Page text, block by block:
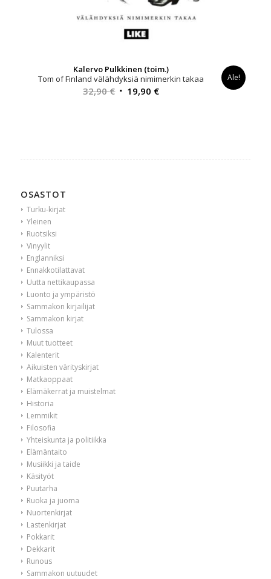
Kalervo Pulkkinen (toim.)
Tom of Finland välähdyksiä nimimerkin takaa
32,90€ Alkuperäinen
19,90 €Nykyinen
Ale!
OSASTOT
Turku-kirjat
Yleinen
Ruotsiksi
Vinyylit
Englanniksi
Ennakkotilattavat
Uutta nettikaupassa
Luonto ja ympäristö
Sammakon kirjailijat
Sammakon kirjat
Tulossa
Muut tuotteet
Kalenterit
Aikuisten värityskirjat
Matkaoppaat
Elämäkerrat ja muistelmat
Historia
Lemmikit
Filosofia
Yhteiskunta ja politiikka
Elämäntaito
Musiikki ja taide
Käsityöt
Puutarha
Ruoka ja juoma
Nuortenkirjat
Lastenkirjat
Pokkarit
Dekkarit
Runous
Sammakon uutuudet